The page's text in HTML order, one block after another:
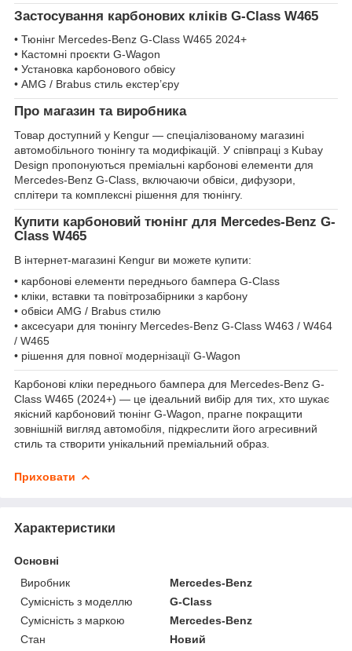
Застосування карбонових кліків G-Class W465
• Тюнінг Mercedes-Benz G-Class W465 2024+
• Кастомні проєкти G-Wagon
• Установка карбонового обвісу
• AMG / Brabus стиль екстер’єру
Про магазин та виробника
Товар доступний у Kengur — спеціалізованому магазині
автомобільного тюнінгу та модифікацій. У співпраці з Kubay
Design пропонуються преміальні карбонові елементи для
Mercedes-Benz G-Class, включаючи обвіси, дифузори,
сплітери та комплексні рішення для тюнінгу.
Купити карбоновий тюнінг для Mercedes-Benz G-
Class W465
В інтернет-магазині Kengur ви можете купити:
• карбонові елементи переднього бампера G-Class
• кліки, вставки та повітрозабірники з карбону
• обвіси AMG / Brabus стилю
• аксесуари для тюнінгу Mercedes-Benz G-Class W463 / W464
/ W465
• рішення для повної модернізації G-Wagon
Карбонові кліки переднього бампера для Mercedes-Benz G-
Class W465 (2024+) — це ідеальний вибір для тих, хто шукає
якісний карбоновий тюнінг G-Wagon, прагне покращити
зовнішній вигляд автомобіля, підкреслити його агресивний
стиль та створити унікальний преміальний образ.
Приховати
Характеристики
Основні
Виробник
Mercedes-Benz
Сумісність з моделлю
G-Class
Сумісність з маркою
Mercedes-Benz
Стан
Новий